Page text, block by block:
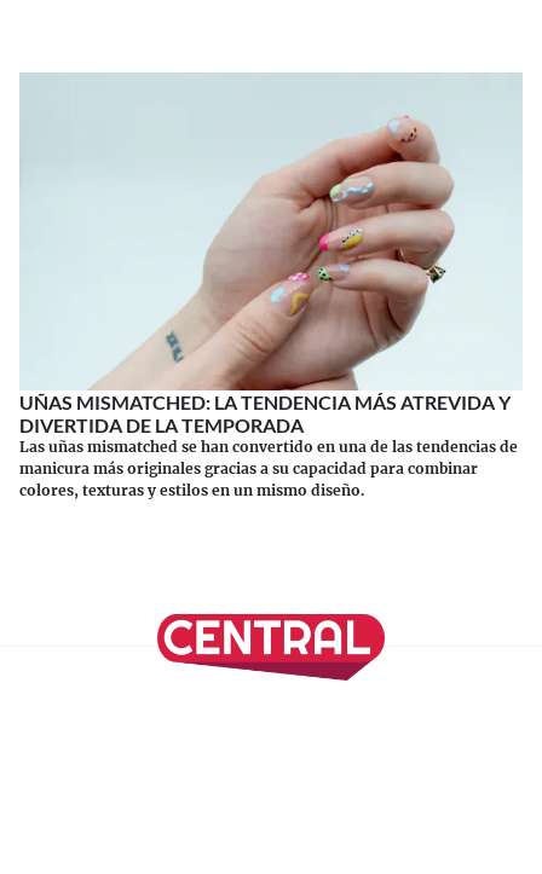
UÑAS MISMATCHED: LA TENDENCIA MÁS ATREVIDA Y
DIVERTIDA DE LA TEMPORADA
Las uñas mismatched se han convertido en una de las tendencias de
manicura más originales gracias a su capacidad para combinar
colores, texturas y estilos en un mismo diseño.